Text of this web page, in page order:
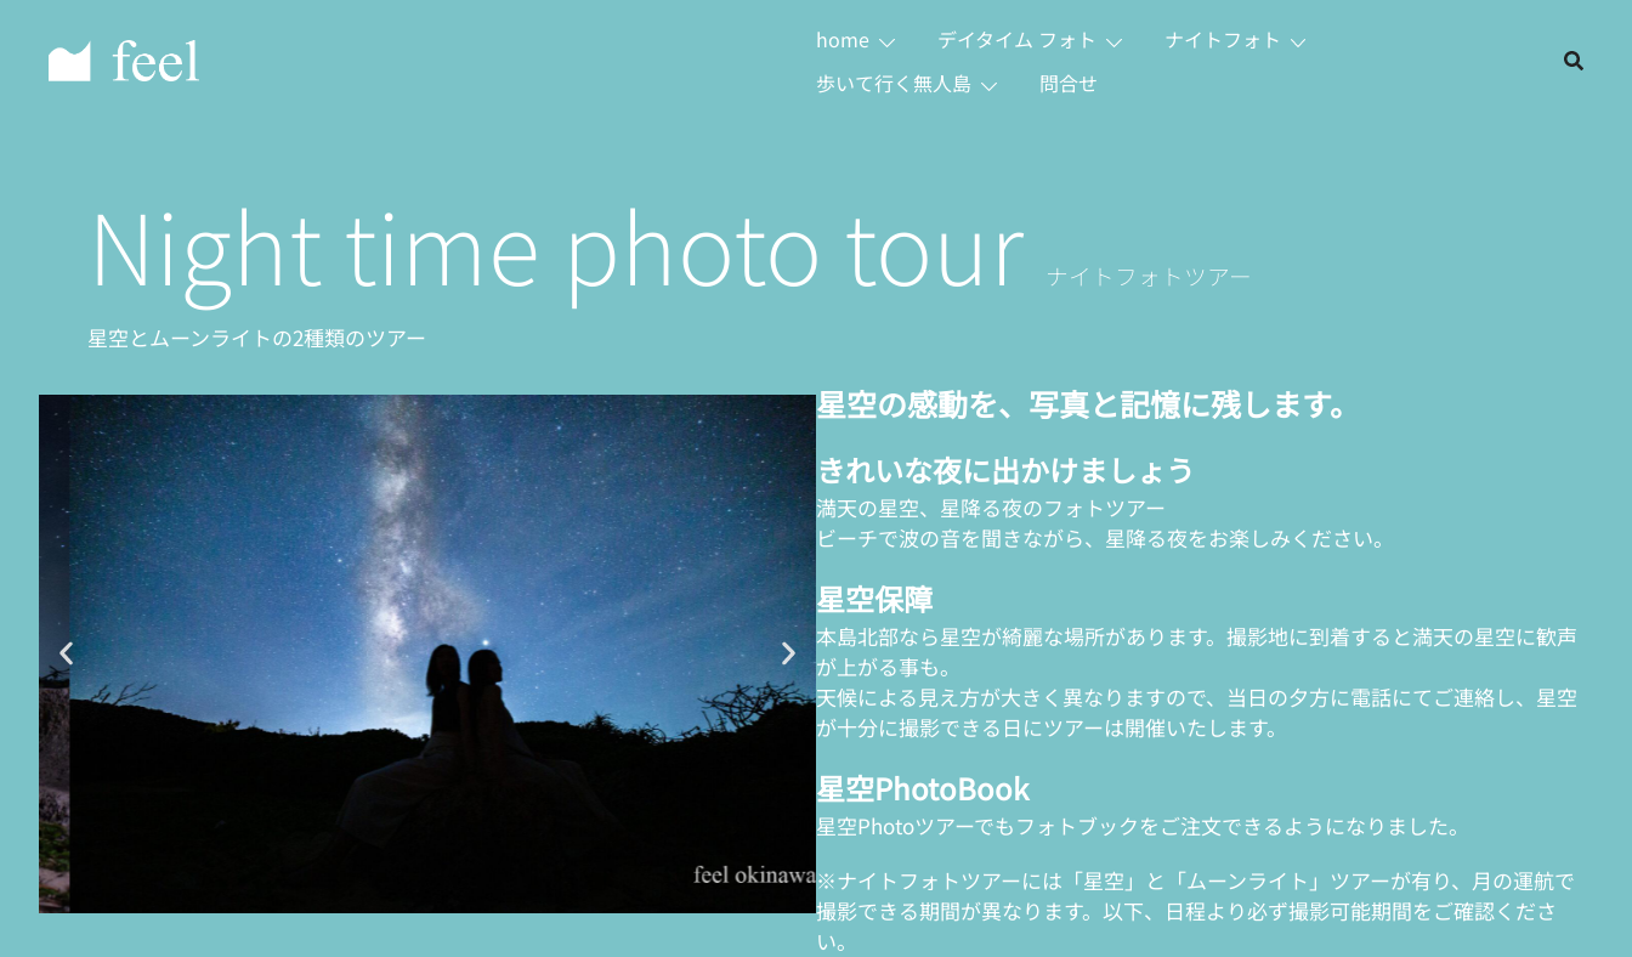
home デイタイム フォト
ナイトフォト
歩いて行く無人島
問合せ
Night time photo tour ナイトフォトツアー
星空とムーンライトの2種類のツアー
星空の感動を、写真と記憶に残します。
きれいな夜に出かけましょう
満天の星空、星降る夜のフォトツアー
ビーチで波の音を聞きながら、星降る夜をお楽しみください。
星空保障
本島北部なら星空が綺麗な場所があります。撮影地に到着すると満天の星空に歓声
が上がる事も。
天候による見え方が大きく異なりますので、当日の夕方に電話にてご連絡し、星空
が十分に撮影できる日にツアーは開催いたします。
星空PhotoBook
星空Photoツアーでもフォトブックをご注文できるようになりました。
※ナイトフォトツアーには「星空」と「ムーンライト」ツアーが有り、月の運航で
撮影できる期間が異なります。以下、日程より必ず撮影可能期間をご確認くださ
い。